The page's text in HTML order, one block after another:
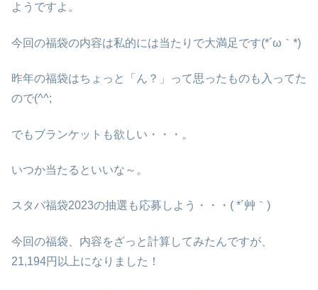
ようですよ。
今回の福袋の内容は私的には当たりで大満足です(*´ω｀*)
昨年の福袋はちょっと「ん？」って思ったものも入ってた
ので(^^;
でもブランケットも欲しい・・・。
いつか当たるといいな～。
スタバ福袋2023の抽選も応募しよう・・・( *´艸｀)
今回の福袋、内容をざっと計算してみたんですが、
21,194円以上になりました！